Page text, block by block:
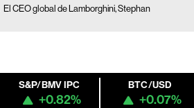
El CEO global de Lamborghini, Stephan
S&P/BMV IPC
+0.82%
BTC/USD
+0.07%